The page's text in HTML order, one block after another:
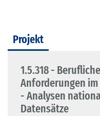
Projekt
1.5.318 -
Anforderungen
- Analysen
Datensätze